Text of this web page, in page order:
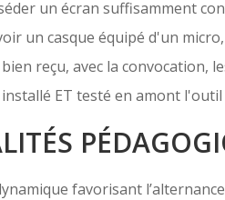
un écran suffisamment
un casque équipé d'un
reçu, avec la convocation,
ET testé en amont
favorisant